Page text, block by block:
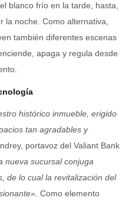
blanco frío en la tarde, hasta,
la noche. Como alternativa,
también diferentes escenas
apaga y regula desde
histórico inmueble, erigido
tan agradables y
portavoz del Valiant Bank
nueva sucursal conjuga
de lo cual la revitalización del
Como elemento